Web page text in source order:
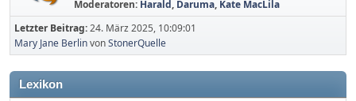
Moderatoren: Harald, Daruma, Kate MacLila
Letzter Beitrag:24. März 2025, 10:09:01
Mary Jane BerlinvonStonerQuelle
Lexikon